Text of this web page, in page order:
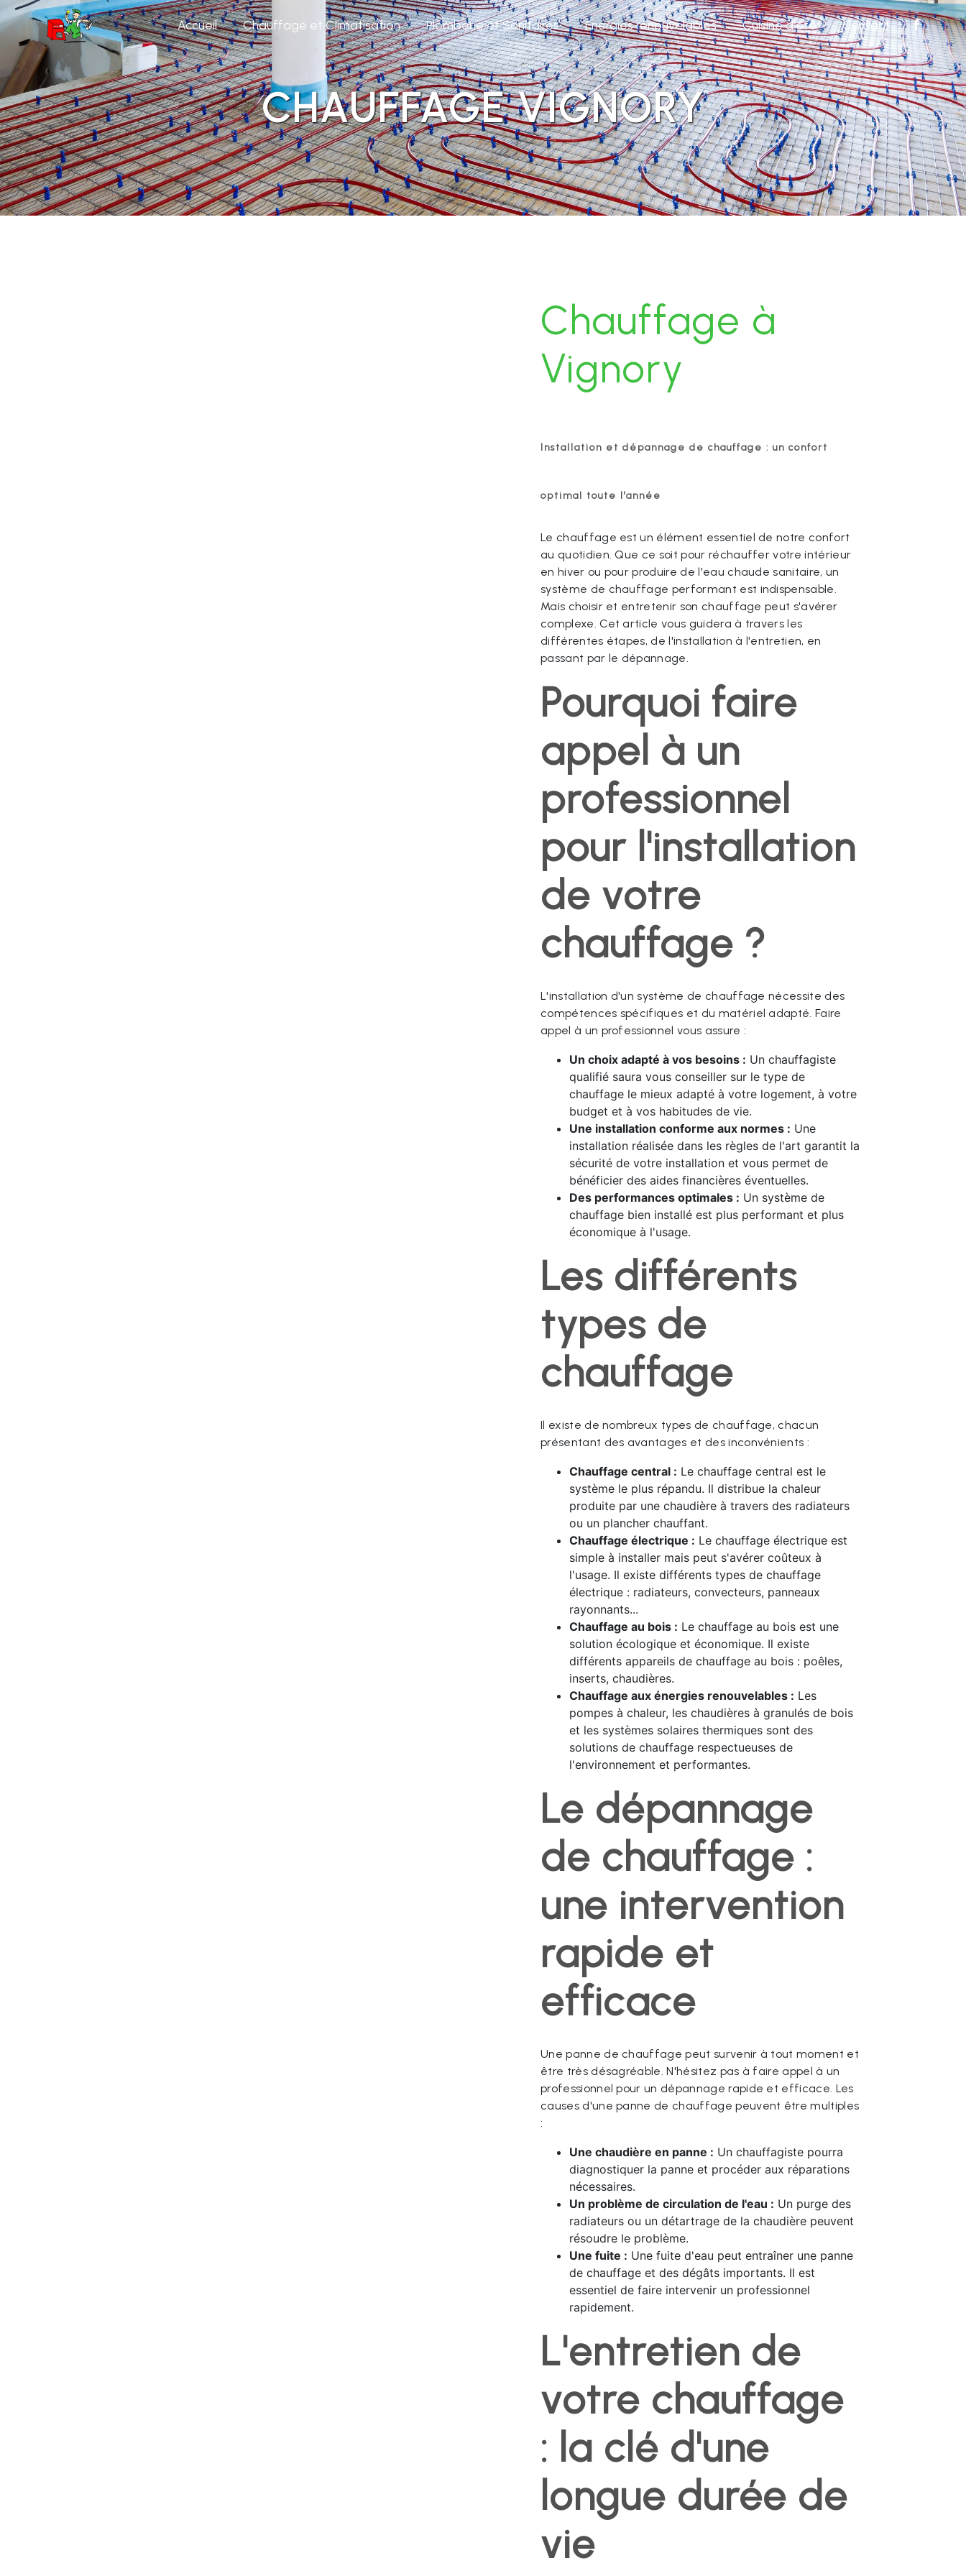
Panneau de gestion des cookies
Accueil Chauffage et Climatisation Plomberie et Sanitaires Energies renouvelables Cuisine d'été Contact
CHAUFFAGE VIGNORY
Chauffage à
Vignory
Installation et dépannage de chauffage : un confort
optimal toute l'année
Le chauffage est un élément essentiel de notre confort
au quotidien. Que ce soit pour réchauffer votre intérieur
en hiver ou pour produire de l'eau chaude sanitaire, un
système de chauffage performant est indispensable.
Mais choisir et entretenir son chauffage peut s'avérer
complexe. Cet article vous guidera à travers les
différentes étapes, de l'installation à l'entretien, en
passant par le dépannage.
Pourquoi faire
appel à un
professionnel
pour l'installation
de votre
chauffage ?
L'installation d'un système de chauffage nécessite des
compétences spécifiques et du matériel adapté. Faire
appel à un professionnel vous assure :
Un choix adapté à vos besoins : Un chauffagiste
qualifié saura vous conseiller sur le type de
chauffage le mieux adapté à votre logement, à votre
budget et à vos habitudes de vie.
Une installation conforme aux normes : Une
installation réalisée dans les règles de l'art garantit la
sécurité de votre installation et vous permet de
bénéficier des aides financières éventuelles.
Des performances optimales : Un système de
chauffage bien installé est plus performant et plus
économique à l'usage.
Les différents
types de
chauffage
Il existe de nombreux types de chauffage, chacun
présentant des avantages et des inconvénients :
Chauffage central : Le chauffage central est le
système le plus répandu. Il distribue la chaleur
produite par une chaudière à travers des radiateurs
ou un plancher chauffant.
Chauffage électrique : Le chauffage électrique est
simple à installer mais peut s'avérer coûteux à
l'usage. Il existe différents types de chauffage
électrique : radiateurs, convecteurs, panneaux
rayonnants...
Chauffage au bois : Le chauffage au bois est une
solution écologique et économique. Il existe
différents appareils de chauffage au bois : poêles,
inserts, chaudières.
Chauffage aux énergies renouvelables : Les
pompes à chaleur, les chaudières à granulés de bois
et les systèmes solaires thermiques sont des
solutions de chauffage respectueuses de
l'environnement et performantes.
Le dépannage
de chauffage :
une intervention
rapide et
efficace
Une panne de chauffage peut survenir à tout moment et
être très désagréable. N'hésitez pas à faire appel à un
professionnel pour un dépannage rapide et efficace. Les
causes d'une panne de chauffage peuvent être multiples
:
Une chaudière en panne : Un chauffagiste pourra
diagnostiquer la panne et procéder aux réparations
nécessaires.
Un problème de circulation de l'eau : Un purge des
radiateurs ou un détartrage de la chaudière peuvent
résoudre le problème.
Une fuite : Une fuite d'eau peut entraîner une panne
de chauffage et des dégâts importants. Il est
essentiel de faire intervenir un professionnel
rapidement.
L'entretien de
votre chauffage
: la clé d'une
longue durée de
vie